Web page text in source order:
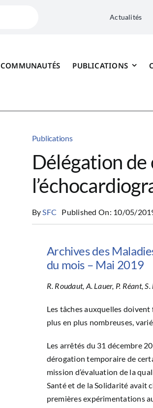
Actualités
PUBLICATIONS
Publications
Délégation de
BySFC Published On: 10/05/
Archives des
du mois – Mai 2019
R. Roudaut, A. Lauer, P. Réant,
Les tâches auxquelles
plus en plus nombreuses,
Les arrêtés du 31 décembre
dérogation temporaire de
mission d’évaluation de la
Santé et de la Solidarité avait
premières expérimentations